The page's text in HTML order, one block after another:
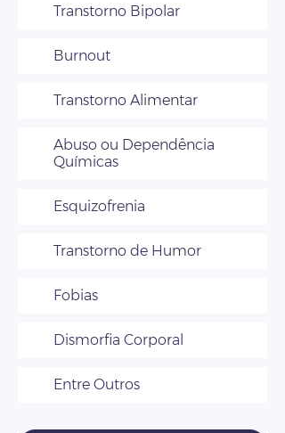
Transtorno Bipolar
Burnout
Transtorno Alimentar
Abuso ou Dependência
Químicas
Esquizofrenia
Transtorno de Humor
Fobias
Dismorfia Corporal
Entre Outros